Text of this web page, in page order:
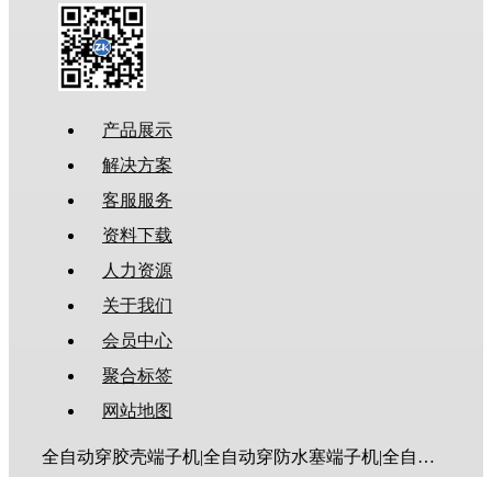
产品展示
解决方案
客服服务
资料下载
人力资源
关于我们
会员中心
聚合标签
网站地图
全自动穿胶壳端子机|全自动穿防水塞端子机|全自动穿热缩管端子机|全自动穿护套端子机|全自动穿号码管端子机|全自动端子机|全自动穿防水栓端子机|端子压着机|端子压接机|静音端子机|多芯线端子机|护套线端子机|全自动排线端子机|新能源大平方压接机|电脑剥线机|自动剥线机|裁线机|剥线机